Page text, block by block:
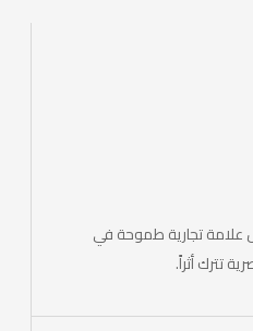
علامة تجارية طموحة في
تترك أثراً.